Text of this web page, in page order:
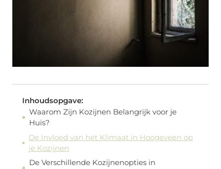
Inhoudsopgave:
Waarom Zijn Kozijnen Belangrijk voor je
Huis?
De Invloed van het Klimaat in Hoogeveen op
je Kozijnen
De Verschillende Kozijnenopties in